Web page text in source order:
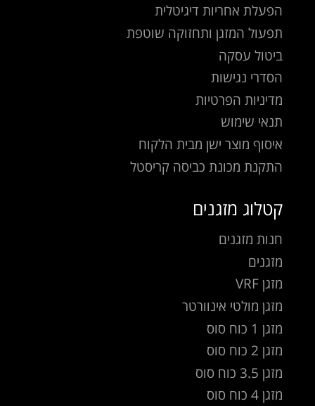
הפעלת אחריות דיגיטלית
תפעול המזגן ותחזוקה שוטפת
ביטול עסקה
הסדרי נגישות
מדיניות הפרטיות
תנאי שימוש
איסוף מוצר ישן מבית הלקוח
התקנת מכונת כביסה קריסטל
קטלוג מזגנים
חנות מזגנים
מזגנים
מזגן VRF
מזגן מולטי אינוורטר
מזגן 1 כוח סוס
מזגן 2 כוח סוס
מזגן 3.5 כוח סוס
מזגן 4 כוח סוס